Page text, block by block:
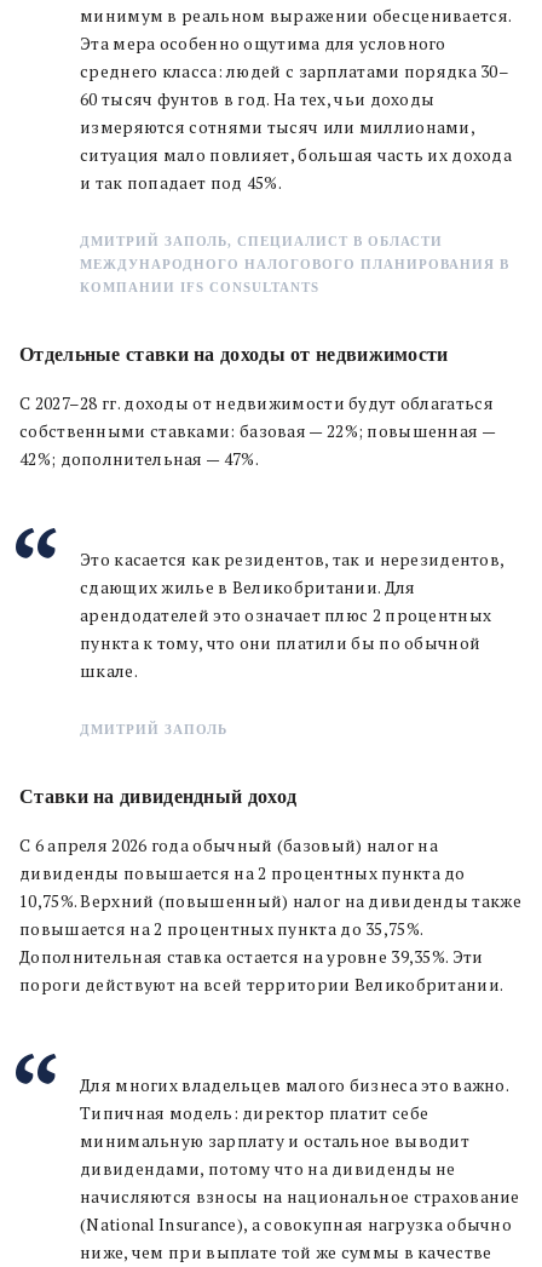
минимум в реальном выражении обесценивается.
Эта мера особенно ощутима для условного
среднего класса: людей с зарплатами порядка 30–
60 тысяч фунтов в год. На тех, чьи доходы
измеряются сотнями тысяч или миллионами,
ситуация мало повлияет, большая часть их дохода
и так попадает под 45%.
ДМИТРИЙ ЗАПОЛЬ, СПЕЦИАЛИСТ В ОБЛАСТИ
МЕЖДУНАРОДНОГО НАЛОГОВОГО ПЛАНИРОВАНИЯ В
КОМПАНИИ IFS CONSULTANTS
Отдельные ставки на доходы от недвижимости
С 2027–28 гг. доходы от недвижимости будут облагаться
собственными ставками: базовая — 22%; повышенная —
42%; дополнительная — 47%.
Это касается как резидентов, так и нерезидентов,
сдающих жилье в Великобритании. Для
арендодателей это означает плюс 2 процентных
пункта к тому, что они платили бы по обычной
шкале.
ДМИТРИЙ ЗАПОЛЬ
Ставки на дивидендный доход
С 6 апреля 2026 года обычный (базовый) налог на
дивиденды повышается на 2 процентных пункта до
10,75%. Верхний (повышенный) налог на дивиденды также
повышается на 2 процентных пункта до 35,75%.
Дополнительная ставка остается на уровне 39,35%. Эти
пороги действуют на всей территории Великобритании.
Для многих владельцев малого бизнеса это важно.
Типичная модель: директор платит себе
минимальную зарплату и остальное выводит
дивидендами, потому что на дивиденды не
начисляются взносы на национальное страхование
(National Insurance), а совокупная нагрузка обычно
ниже, чем при выплате той же суммы в качестве